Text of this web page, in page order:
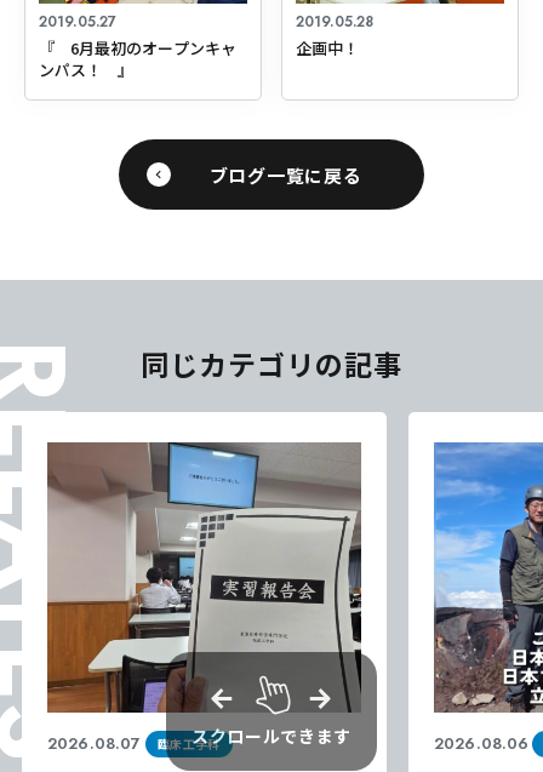
2019.05.27
『 6月最初のオープンキャ
ンパス！ 』
2019.05.28
企画中！
ブログ一覧に戻る
同じカテゴリの記事
2026.08.07 臨床工学科 2026.08.06
スクロールできます